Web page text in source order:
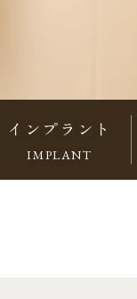
インプラント
IMPLANT